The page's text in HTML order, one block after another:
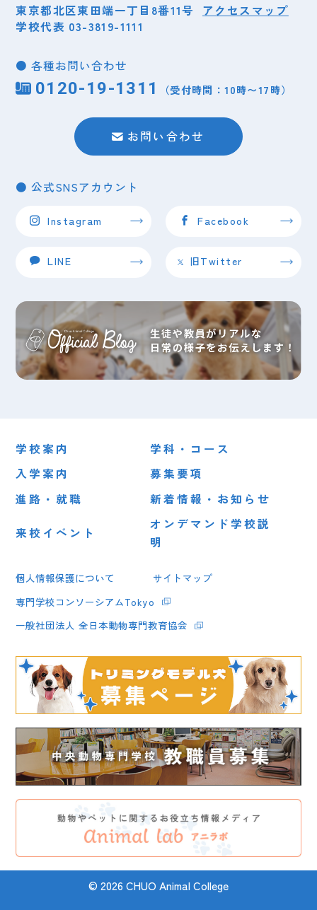
東京都北区東田端一丁目8番11号
アクセスマップ
学校代表 03-3819-1111
● 各種お問い合わせ
0120-19-1311 （受付時間：10時〜17時）
お問い合わせ
● 公式SNSアカウント
Instagram Facebook
LINE 旧Twitter
学校案内
学科・コース
入学案内
募集要項
進路・就職
新着情報・お知らせ
来校イベント
オンデマンド学校説
明
個人情報保護について
サイトマップ
専門学校コンソーシアムTokyo
一般社団法人 全日本動物専門教育協会
© 2026 CHUO Animal College